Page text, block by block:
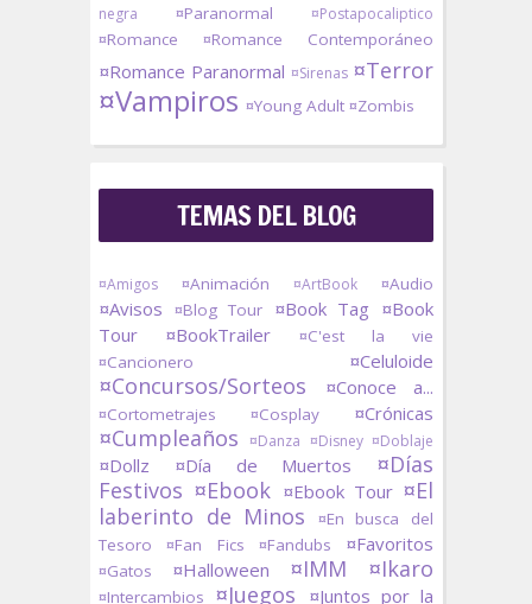
negra
¤Paranormal ¤Postapocaliptico
¤Romance ¤Romance Contemporáneo
¤Romance Paranormal ¤Sirenas ¤Terror
¤Vampiros ¤Young Adult ¤Zombis
TEMAS DEL BLOG
¤Amigos ¤Animación ¤ArtBook ¤Audio
¤Avisos ¤Blog Tour ¤Book Tag ¤Book
Tour
¤BookTrailer
¤C'est la vie
¤Cancionero
¤Celuloide
¤Concursos/Sorteos ¤Conoce a...
¤Cortometrajes ¤Cosplay ¤Crónicas
¤Cumpleaños ¤Danza ¤Disney ¤Doblaje
¤Dollz ¤Día de Muertos
¤Días
Festivos ¤Ebook ¤Ebook Tour ¤El
laberinto de Minos
¤En busca del
Tesoro
¤Fan Fics ¤Fandubs ¤Favoritos
¤Gatos ¤Halloween ¤IMM ¤Ikaro
¤Intercambios ¤Juegos
¤Juntos por la